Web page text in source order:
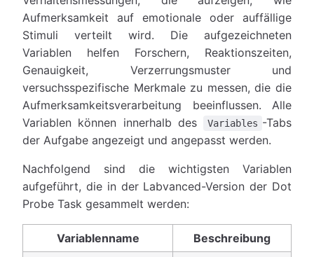
Aufmerksamkeit auf emotionale oder auffällige
Stimuli verteilt wird. Die aufgezeichneten
Variablen helfen Forschern, Reaktionszeiten,
Genauigkeit, Verzerrungsmuster und
versuchsspezifische Merkmale zu messen, die die
Aufmerksamkeitsverarbeitung beeinflussen. Alle
Variablen können innerhalb des
Variables -Tabs
der Aufgabe angezeigt und angepasst werden.
Nachfolgend sind die wichtigsten Variablen
aufgeführt, die in der Labvanced-Version der Dot
Probe Task gesammelt werden:
Variablenname Beschreibung